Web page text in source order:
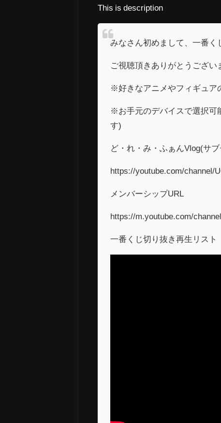
This is description
みなさん初めまして、一番
ご視聴頂きありがとうござい
※好きなアニメやフィギュア
※お手元のデバイスで選択可
す)
ど・れ・み・ふぁんVlog(サ
https://youtube.com/channel/
メンバーシップURL
https://m.youtube.com/
一番くじ切り抜き再生リスト